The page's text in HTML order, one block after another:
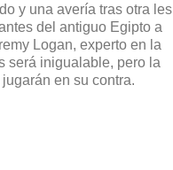
y una avería tras otra les
del antiguo Egipto a
Logan, experto en la
será inigualable, pero la
en su contra.